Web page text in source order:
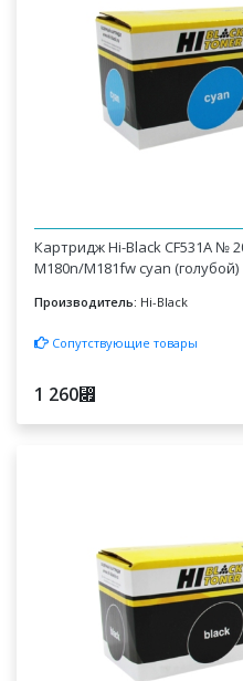
Картридж Hi-Black CF531A №
M180n/M181fw cyan (голубой)
Производитель: Hi-Black
Сопутствующие товары
1 260⃏